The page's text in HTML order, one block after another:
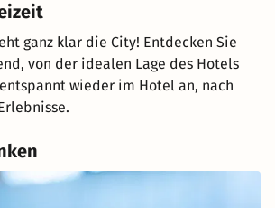
ganz klar die City! Entdecken Sie
von der idealen Lage des Hotels
wieder im Hotel an, nach